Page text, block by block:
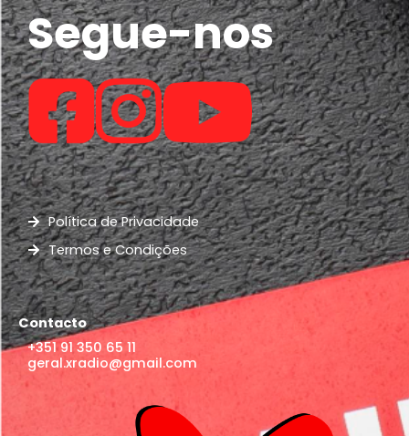
Segue-nos
Política de Privacidade
Termos e Condições
Contacto
+351 91 350 65 11
geral.xradio@gmail.com